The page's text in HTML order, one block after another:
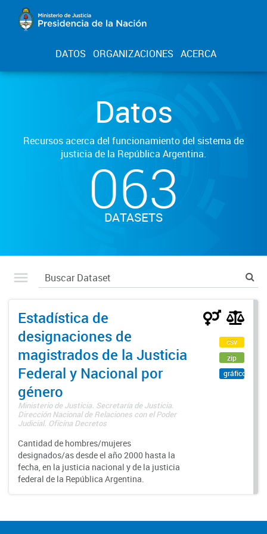
DATOS ORGANIZACIONES ACERCA
Datos
Recursos acerca del funcionamiento del sistema de
justicia de la República Argentina.
063
DATASETS
Estadística de
designaciones de
magistrados de la Justicia
Federal y Nacional por
género
Ministerio de Justicia. Secretaría de Justicia.
Dirección Nacional de Relaciones con el Poder
Judicial. Oficina Decretos
Cantidad de hombres/mujeres
designados/as desde el año 2000 hasta la
fecha, en la justicia nacional y de la justicia
federal de la República Argentina.
csv
zip
gráfico